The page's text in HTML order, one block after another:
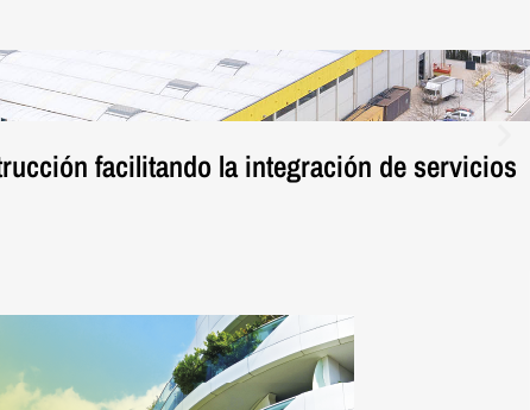
facilitando la integración de servicios